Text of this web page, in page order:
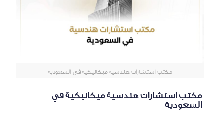
مكتب استشارات هندسية ميكانيكية في السعودية
مكتب استشارات هندسية ميكانيكية في
السعودية